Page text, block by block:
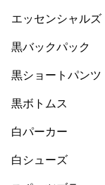
エッセンシャルズ
黒バックパック
黒ショートパンツ
黒ボトムス
白パーカー
白シューズ